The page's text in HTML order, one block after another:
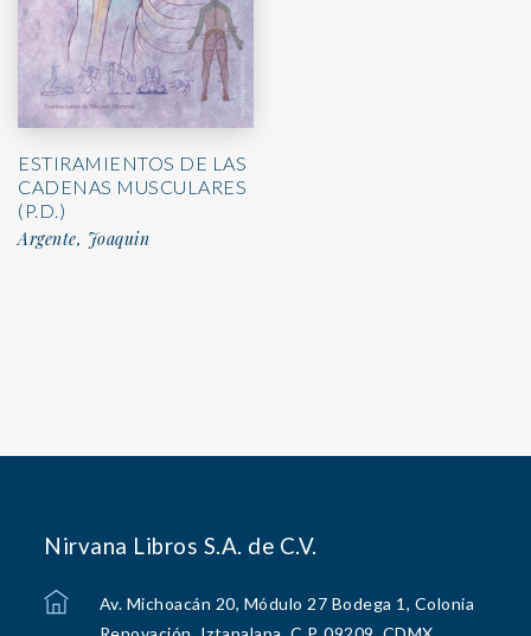
ESTIRAMIENTOS DE LAS
CADENAS MUSCULARES
(P.D.)
Argente, Joaquin
Nirvana Libros S.A. de C.V.
Av. Michoacán 20, Módulo 27 Bodega 1, Colonia